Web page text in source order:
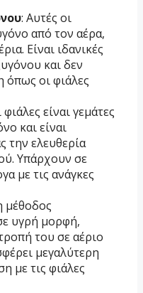
: Αυτές οι
από τον αέρα,
Είναι ιδανικές
και δεν
οι φιάλες
φιάλες είναι γεμάτες
και είναι
την ελευθερία
Υπάρχουν σε
με τις ανάγκες
μέθοδος
υγρή μορφή,
του σε αέριο
μεγαλύτερη
με τις φιάλες